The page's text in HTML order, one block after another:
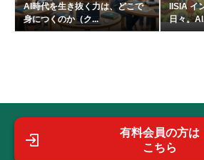
AI時代を生き抜く力は、どこで
身につくのか（ク...
IISIA イ
日々。
有料会員の方は
こちら